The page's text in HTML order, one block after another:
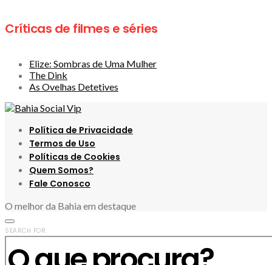
Críticas de filmes e séries
Elize: Sombras de Uma Mulher
The Dink
As Ovelhas Detetives
Política de Privacidade
Termos de Uso
Políticas de Cookies
Quem Somos?
Fale Conosco
O melhor da Bahia em destaque
SEARCH FOR: